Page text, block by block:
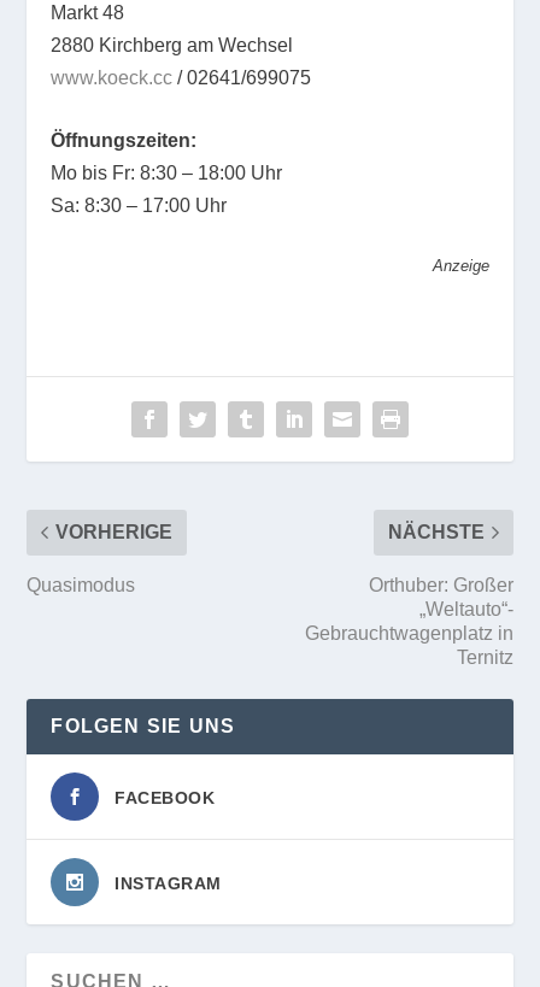
Markt 48
2880 Kirchberg am Wechsel
www.koeck.cc / 02641/699075
Öffnungszeiten:
Mo bis Fr: 8:30 – 18:00 Uhr
Sa: 8:30 – 17:00 Uhr
Anzeige
VORHERIGE
Quasimodus
NÄCHSTE
Orthuber: Großer
„Weltauto“-
Gebrauchtwagenplatz in
Ternitz
FOLGEN SIE UNS
FACEBOOK
INSTAGRAM